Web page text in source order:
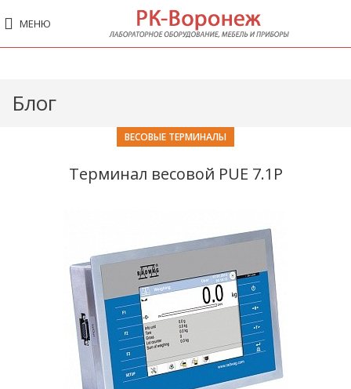
МЕНЮ
Блог
ВЕСОВЫЕ ТЕРМИНАЛЫ
Терминал весовой PUE 7.1P